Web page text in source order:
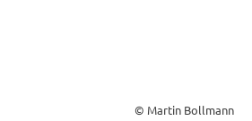
© Martin Bollmann